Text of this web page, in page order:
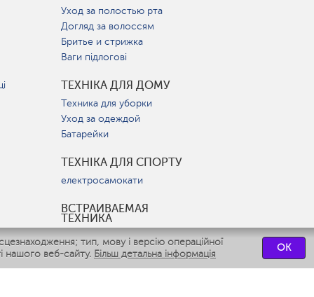
тип, мову і версію операційної
нашого веб-сайту. Більш детальна інформація
OK
Уход за полостью рта
Догляд за волоссям
Бритье и стрижка
Ваги підлогові
ТЕХНІКА ДЛЯ ДОМУ
Техника для уборки
Уход за одеждой
Батарейки
ТЕХНІКА ДЛЯ СПОРТУ
електросамокати
ВСТРАИВАЕМАЯ
ТЕХНИКА
Вытяжки
Варочные панели
Духовые шкафы